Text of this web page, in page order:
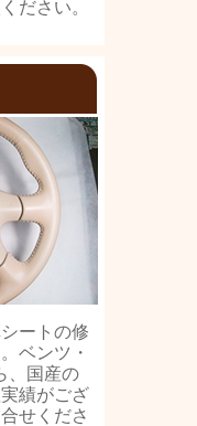
ださい。
ートの修
ベンツ・
、国産の
績がござ
せくださ